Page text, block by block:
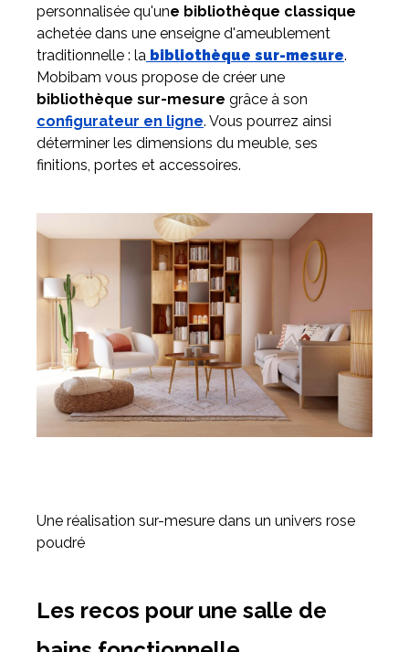
personnalisée qu'une bibliothèque classique
achetée dans une enseigne d'ameublement
traditionnelle : la bibliothèque sur-mesure.
Mobibam vous propose de créer une
bibliothèque sur-mesure grâce à son
configurateur en ligne. Vous pourrez ainsi
déterminer les dimensions du meuble, ses
finitions, portes et accessoires.
Une réalisation sur-mesure dans un univers rose
poudré
Les recos pour une salle de